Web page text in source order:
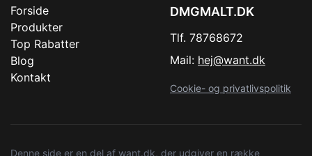
Forside
Produkter
Top Rabatter
Blog
Kontakt
DMGMALT.DK
Tlf. 78768672
Mail: hej@want.dk
Cookie- og privatlivspolitik
Denne side er en del af want.dk, der udgiver en række